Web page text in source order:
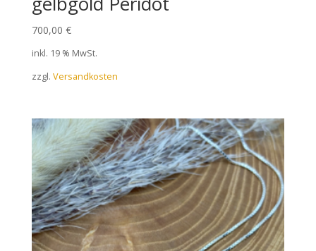
700,00 €
inkl. 19 % MwSt.
zzgl. Versandkosten